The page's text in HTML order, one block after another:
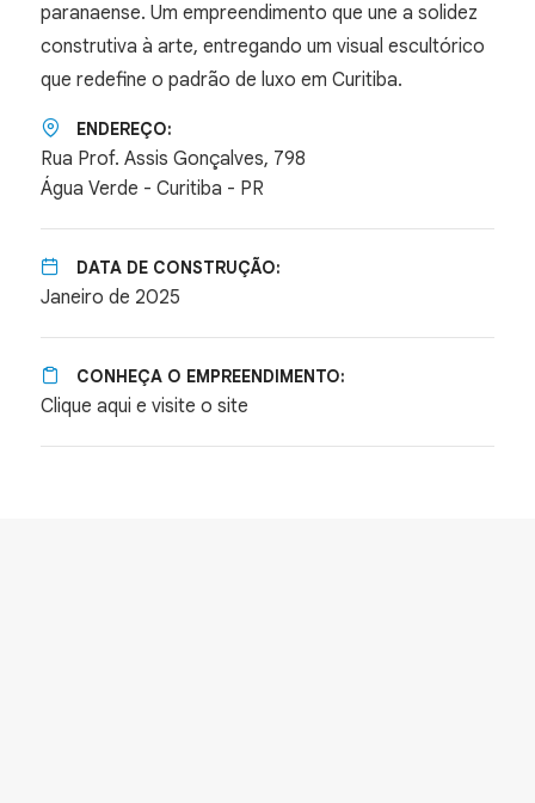
paranaense. Um empreendimento que une a solidez
construtiva à arte, entregando um visual escultórico
que redefine o padrão de luxo em Curitiba.
ENDEREÇO:
Rua Prof. Assis Gonçalves, 798
Água Verde - Curitiba - PR
DATA DE CONSTRUÇÃO:
Janeiro de 2025
CONHEÇA O EMPREENDIMENTO:
Clique aqui e visite o site